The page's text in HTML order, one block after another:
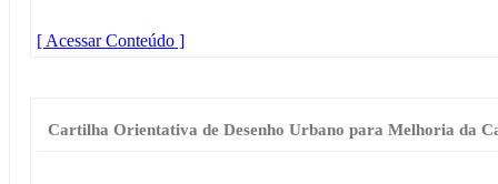
[ Acessar Conteúdo ]
Cartilha Orientativa de Desenho Urbano para Melhoria da